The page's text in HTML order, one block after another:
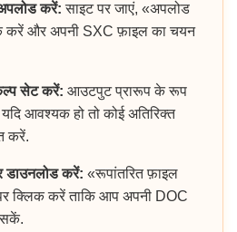
करें: साइट पर जाएं, «अपलोड
करें और अपनी SXC फ़ाइल का चयन
सेट करें: आउटपुट प्रारूप के रूप
आवश्यक हो तो कोई अतिरिक्त
करें.
डाउनलोड करें: «रूपांतरित फ़ाइल
क्लिक करें ताकि आप अपनी DOC
सकें.